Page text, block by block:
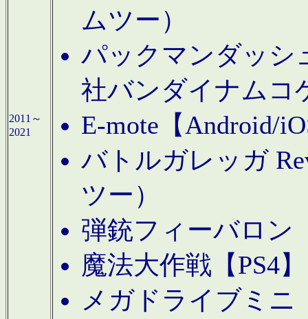
2011～
2021
ムツー）
パックマンダッシ
社バンダイナムコ
E-mote【Android/
バトルガレッガ
ツー）
弾銃フィーバロン
魔法大作戦【PS4
メガドライブミニ